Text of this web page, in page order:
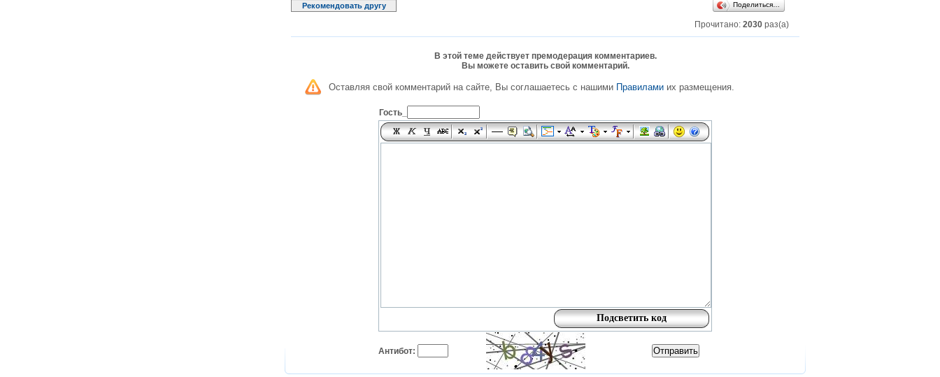
Рекомендовать другу Поделиться…
Прочитано: 2030 раз(а)
В этой теме действует премодерация комментариев.
Вы можете оставить свой комментарий.
Оставляя свой комментарий на сайте, Вы соглашаетесь с нашими Правилами их размещения.
Гость_
Антибот: